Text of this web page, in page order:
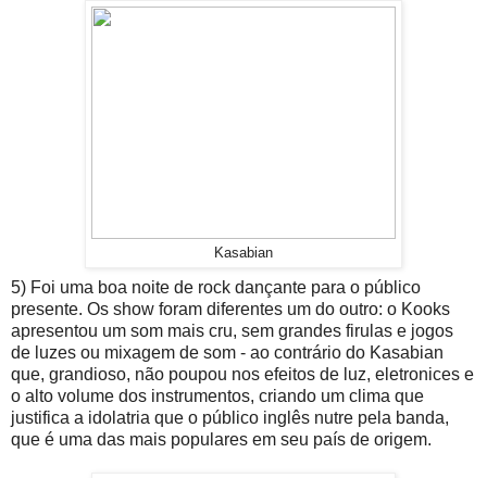
Kasabian
5) Foi uma boa noite de rock dançante para o público
presente. Os show foram diferentes um do outro: o Kooks
apresentou um som mais cru, sem grandes firulas e jogos
de luzes ou mixagem de som - ao contrário do Kasabian
que, grandioso, não poupou nos efeitos de luz, eletronices e
o alto volume dos instrumentos, criando um clima que
justifica a idolatria que o público inglês nutre pela banda,
que é uma das mais populares em seu país de origem.